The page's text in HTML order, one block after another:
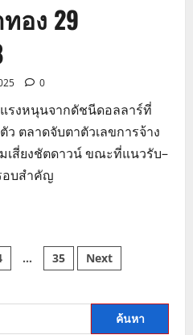
อง 29
0
รงหนุนจากดัชนีดอลลาร์ที่
ตลาดจับตาตัวเลขการจ้าง
เสี่ยงชัตดาวน์ ขณะที่แนวรับ–
อบสำคัญ
… 35 Next